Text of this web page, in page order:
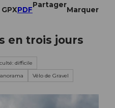
GPXPDF
Partager
Marquer
en trois jours
difficile
Vélo de Gravel